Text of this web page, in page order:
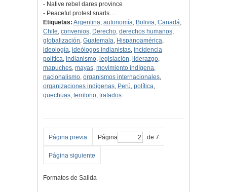
- Native rebel dares province
- Peaceful protest snarls…
Etiquetas: Argentina, autonomía, Bolivia, Canadá,
Chile, convenios, Derecho, derechos humanos,
globalización, Guatemala, Hispanoamérica,
ideología, ideólogos indianistas, incidencia
política, indianismo, legislación, liderazgo,
mapuches, mayas, movimiento indígena,
nacionalismo, organismos internacionales,
organizaciones indígenas, Perú, política,
quechuas, territorio, tratados
Página previa Página de 7
Página siguiente
Formatos de Salida